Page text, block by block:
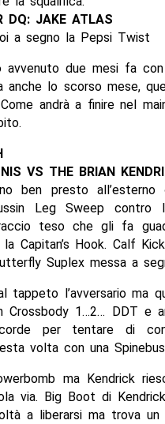
DQ: JAKE ATLAS
a segno la Pepsi Twist
avvenuto due mesi fa
anche lo scorso mese,
Come andrà a finire nel
VS THE BRIAN
ben presto
Leg Sweep
teso che gli fa
la Capitan’s Hook. Calf
Suplex messa a
tappeto l’avversario ma
Crossbody 1…2… DDT e
per tentare di
volta con una
ma Kendrick
via. Big Boot di
a liberarsi ma trova